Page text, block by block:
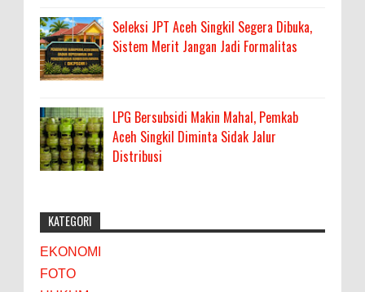
Seleksi JPT Aceh Singkil Segera Dibuka,
Sistem Merit Jangan Jadi Formalitas
LPG Bersubsidi Makin Mahal, Pemkab
Aceh Singkil Diminta Sidak Jalur
Distribusi
KATEGORI
EKONOMI
FOTO